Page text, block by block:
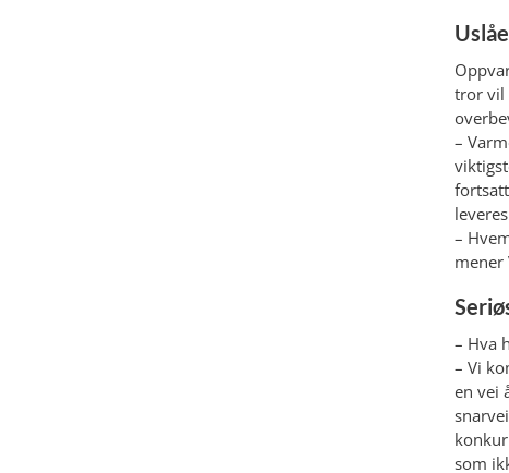
tror vil
–
–
mener
– Hva
– Vi
en vei
som